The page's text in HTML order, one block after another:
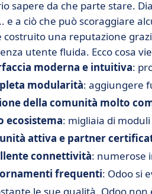
sapere da che parte stare.
e a ciò che può scoraggiare
costruito una reputazione
utente fluida. Ecco cosa
moderna e intuitiva:
modularità: aggiungere
della comunità molto
ecosistema: migliaia di
attiva e partner
connettività: numerose
frequenti: Odoo si